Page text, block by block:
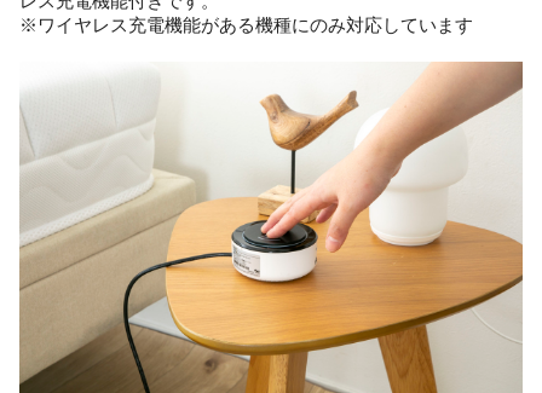
※ワイヤレス充電機能がある機種にのみ対応しています